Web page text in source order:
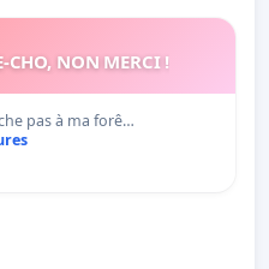
CHO, NON MERCI !
pas à ma forê…